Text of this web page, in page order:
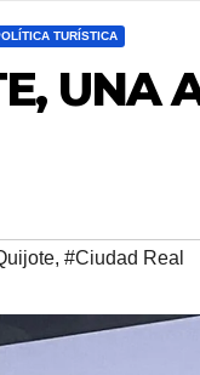
TURÍSTICA
UNA
, #Ciudad Real